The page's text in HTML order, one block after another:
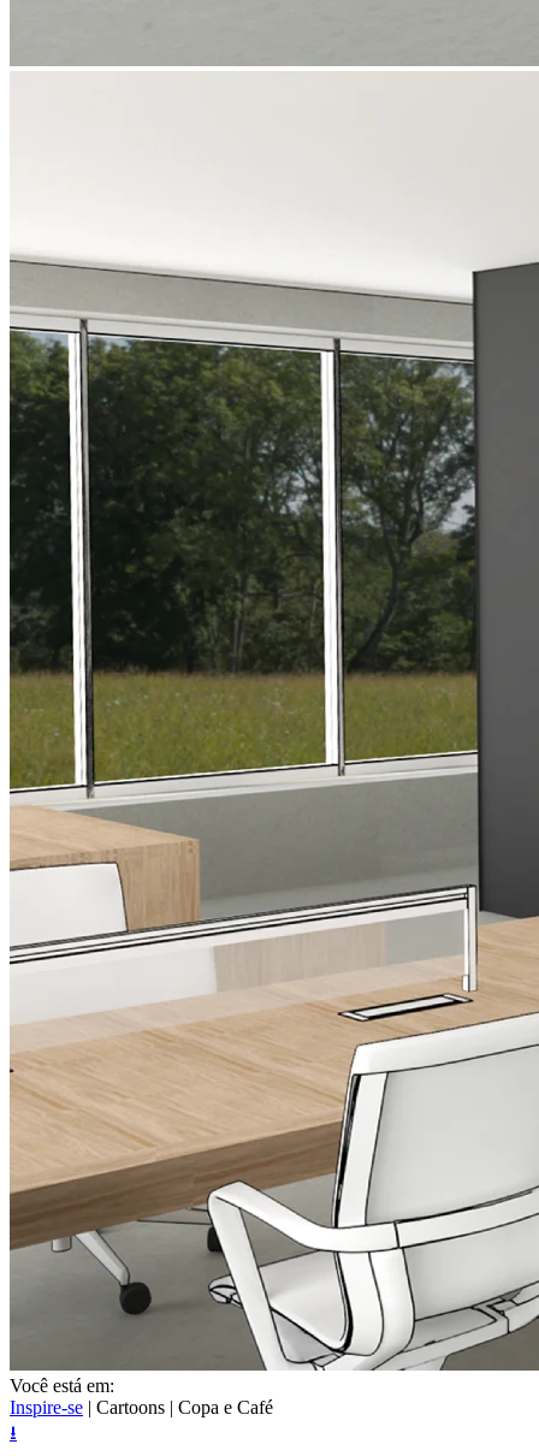
Você está em:
Inspire-se | Cartoons | Copa e Café
⭳